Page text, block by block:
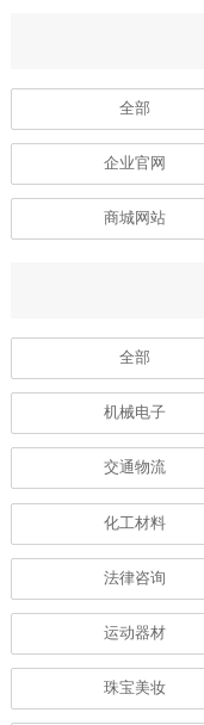
全部
企业官网
商城网站
全部
机械电子
交通物流
化工材料
法律咨询
运动器材
珠宝美妆